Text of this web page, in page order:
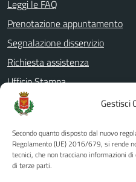
Gestisci
Secondo quanto disposto dal nuovo
Regolamento (UE) 2016/679, si rende
tecnici, che non tracciano informazioni
di terze parti.
Leggi le FAQ
Prenotazione appuntamento
Segnalazione disservizio
Richiesta assistenza
Ufficio Stampa
Amministrazione Trasparente
Albo pretorio
Informativa privacy
Note legali